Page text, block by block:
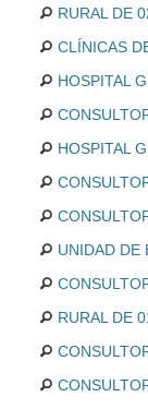
RURAL DE
CLÍNICAS
HOSPITAL
HOSPITAL
UNIDAD DE
RURAL DE